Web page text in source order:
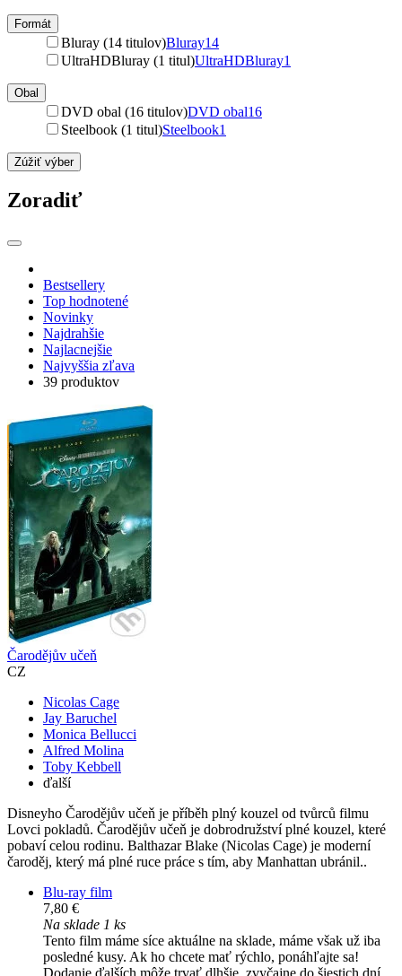
Formát
Bluray (14 titulov)Bluray14
UltraHDBluray (1 titul)UltraHDBluray1
Obal
DVD obal (16 titulov)DVD obal16
Steelbook (1 titul)Steelbook1
Zúžiť výber
Zoradiť
Bestsellery
Top hodnotené
Novinky
Najdrahšie
Najlacnejšie
Najvyššia zľava
39 produktov
Čarodějův učeň
CZ
Nicolas Cage
Jay Baruchel
Monica Bellucci
Alfred Molina
Toby Kebbell
ďalší
Disneyho Čarodějův učeň je příběh plný kouzel od tvůrců filmu
Lovci pokladů. Čarodějův učeň je dobrodružství plné kouzel, které
pobaví celou rodinu. Balthazar Blake (Nicolas Cage) je moderní
čaroděj, který má plné ruce práce s tím, aby Manhattan ubránil..
Blu-ray film
7,80 €
Na sklade 1 ks
Tento film máme síce aktuálne na sklade, máme však už iba
posledné kusy. Ak ho chcete mať rýchlo, ponáhľajte sa!